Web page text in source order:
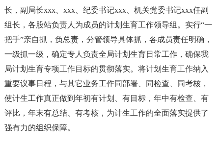
长，副局长xxx、xxx、纪委书记xxx、机关党委书记xxx任副
组长，各股站负责人为成员的计划生育工作领导组。实行“一
把手”亲自抓，负总责，分管领导具体抓，各成员责任明确，
一级抓一级，确定专人负责全局计划生育日常工作，确保我
局计划生育专项工作目标的贯彻落实。将计划生育工作纳入
重要议事日程，与其它业务工作同部署、同检查、同考核，
使计生工作真正做到年初有计划、有目标，年中有检查、有
评比，年末有总结、有考核，为计生工作的全面落实提供了
强有力的组织保障。